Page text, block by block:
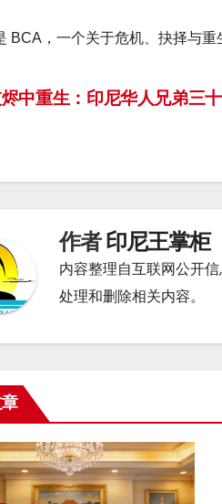
BCA，一个关于危机、抉择与重
中重生：印尼华人兄弟三
作者印尼王掌柜
内容整理自互联网公开
处理和删除相关内容。